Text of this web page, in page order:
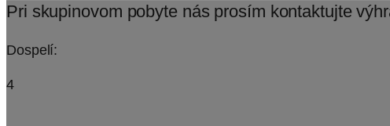
Pri skupinovom pobyte nás prosím kontaktujte
Dospelí:
4